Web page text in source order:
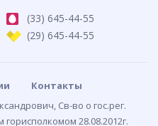
(33) 645-44-55
(29) 645-44-55
Контакты
Св-во о гос.рег.
28.08.2012г.